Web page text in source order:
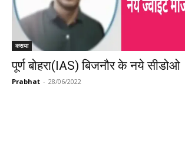
कसया
पूर्ण बोहरा(IAS) बिजनौर के नये सीडोओ
Prabhat - 28/06/2022